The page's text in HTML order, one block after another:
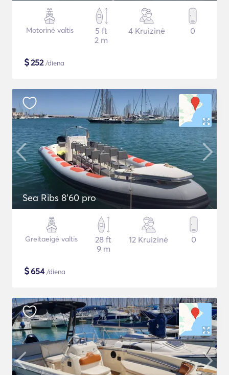
Motorinė valtis
5 ft
2 m
4 Kruizinė 0
$252/diena
Sea Ribs 8'60 pro
Greitaeigė valtis
28 ft
9 m
12 Kruizinė 0
$654/diena